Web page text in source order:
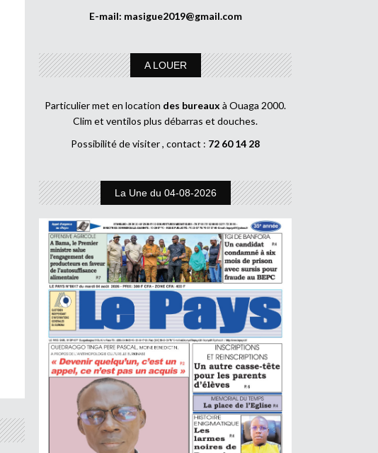
E-mail: masigue2019@gmail.com
A LOUER
Particulier met en location des bureaux à Ouaga 2000.
Clim et ventilos plus débarras et douches.
Possibilité de visiter , contact : 72 60 14 28
La Une du 04-08-2026